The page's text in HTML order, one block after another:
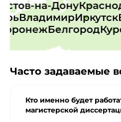
на-Дону
Владимир
БелгородКурск
Часто задаваемые
Кто именно будет
магистерской